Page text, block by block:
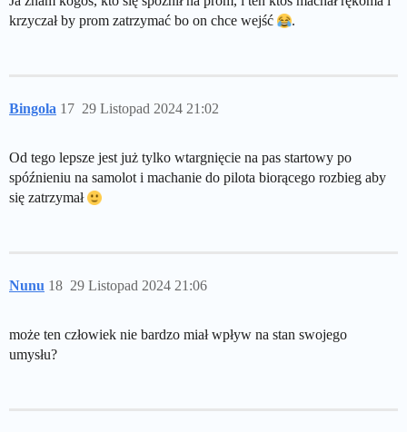
krzyczał by prom zatrzymać bo on chce wejść
.
Bingola 29 Listopad 2024 21:02
17
Od tego lepsze jest już tylko wtargnięcie na pas startowy po
spóźnieniu na samolot i machanie do pilota biorącego rozbieg aby
się zatrzymał
Nunu 29 Listopad 2024 21:06
18
może ten człowiek nie bardzo miał wpływ na stan swojego
umysłu?